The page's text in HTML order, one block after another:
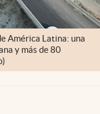
América Latina: una
y más de 80